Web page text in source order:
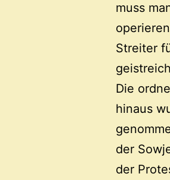
muss
Streiter
Die
hinaus
der
der